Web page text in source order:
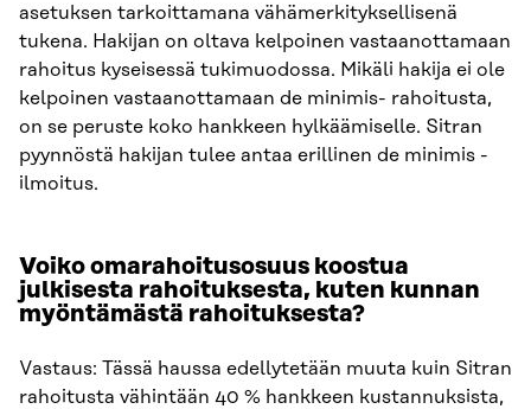
asetuksen tarkoittamana vähämerkityksellisenä
tukena. Hakijan on oltava kelpoinen vastaanottamaan
rahoitus kyseisessä tukimuodossa. Mikäli hakija ei ole
kelpoinen vastaanottamaan de minimis- rahoitusta,
on se peruste koko hankkeen hylkäämiselle. Sitran
pyynnöstä hakijan tulee antaa erillinen de minimis -
ilmoitus.
Voiko omarahoitusosuus koostua
julkisesta rahoituksesta, kuten kunnan
myöntämästä rahoituksesta?
Vastaus: Tässä haussa edellytetään muuta kuin Sitran
rahoitusta vähintään 40 % hankkeen kustannuksista,